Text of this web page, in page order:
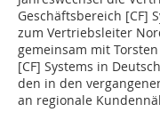
Geschäftsbereich [CF]
zum Vertriebsleiter
gemeinsam mit
[CF] Systems in
den in den
an regionale